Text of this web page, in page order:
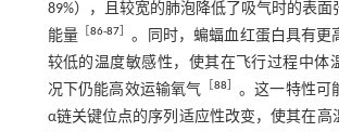
89%），且较宽的肺泡降低了吸气时的表面
能量［86-87
。同时，蝙蝠血红蛋白具有更
较低的温度敏感性，使其在飞行过程中体
况下仍能高效运输氧气
88
。这一特性可
α链关键位点的序列适应性改变，使其在高